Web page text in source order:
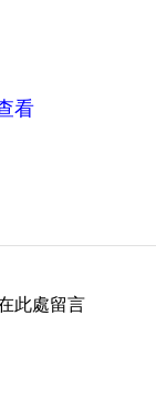
看
此處留言